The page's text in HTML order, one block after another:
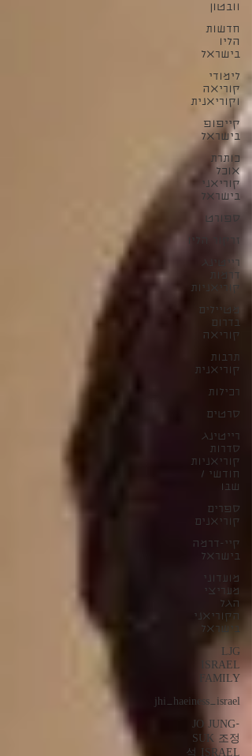
וובטון
חדשות
הליו
בישראל
לימודי
קוריאה
וקוריאנית
קייפופ
בישראל
כותרת
אוכל
קוריאני
בישראל
ספורט
זרקור הליו
רייטינג
דרמות
קוריאניות
מטיילים
בדרום
קוריאה
תרבות
קוריאנית
רכילות
סרטים
רייטינג
סדרות
קוריאניות
חודשי /
שבו
ספרים
קוריאנים
קיי-דרמה
בישראל
מועדוני
מעריצי
הגל
הקוריאני
בישראל
LJG
ISRAEL
FAMILY
jhi_haeiness_israel
JO JUNG-
SUK 조정